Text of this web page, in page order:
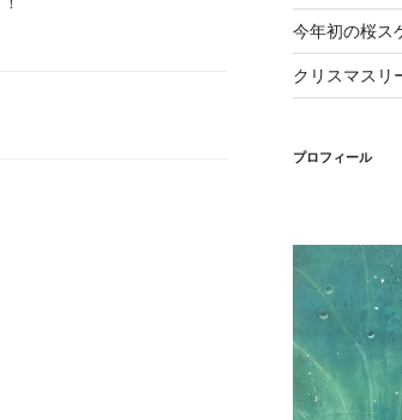
今年初の桜ス
クリスマスリ
プロフィール